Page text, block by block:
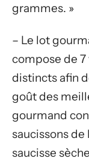
grammes. »
– Le lot
compose de 7
distincts afin
goût des
gourmand
saucissons de
saucisse